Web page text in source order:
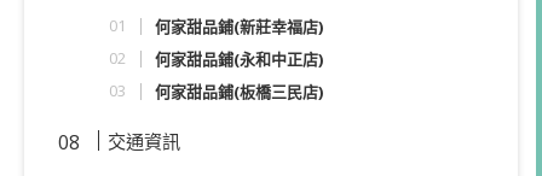
何家甜品鋪(新莊幸福店)
何家甜品鋪(永和中正店)
何家甜品鋪(板橋三民店)
交通資訊